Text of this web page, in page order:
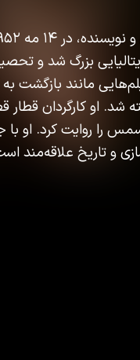
بزرگ شد و
مانند بازگشت
را روایت کرد. او با
و تاریخ علاقه‌مند